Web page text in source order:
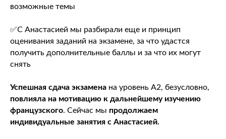
возможные темы
✅С Анастасией мы разбирали еще и принцип
оценивания заданий на экзамене, за что удастся
получить дополнительные баллы и за что их могут
снять
Успешная сдача экзамена на уровень A2, безусловно,
повлияла на мотивацию к дальнейшему изучению
французского. Сейчас мы продолжаем
индивидуальные занятия с Анастасией.